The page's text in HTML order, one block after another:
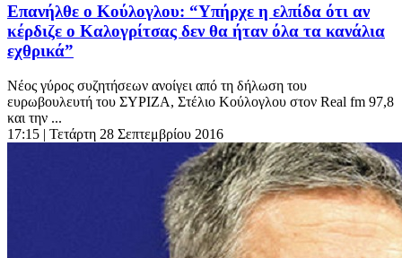
Επανήλθε ο Κούλογλου: “Υπήρχε η ελπίδα ότι αν
κέρδιζε ο Καλογρίτσας δεν θα ήταν όλα τα κανάλια
εχθρικά”
Νέος γύρος συζητήσεων ανοίγει από τη δήλωση του
ευρωβουλευτή του ΣΥΡΙΖΑ, Στέλιο Κούλογλου στον Real fm 97,8
και την ...
17:15 | Τετάρτη 28 Σεπτεμβρίου 2016